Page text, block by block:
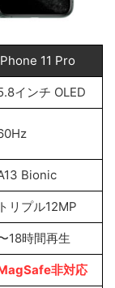
11 Pro
インチ OLED
Bionic
トリプル12MP
18時間再生
非対応